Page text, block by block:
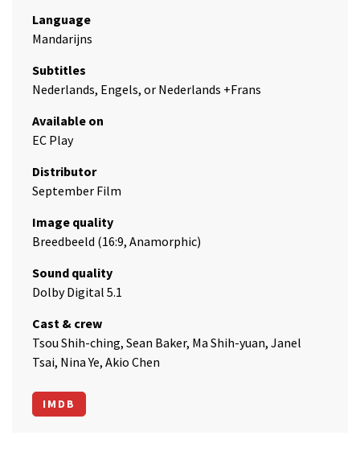
Language
Mandarijns
Subtitles
Nederlands, Engels, or Nederlands +Frans
Available on
EC Play
Distributor
September Film
Image quality
Breedbeeld (16:9, Anamorphic)
Sound quality
Dolby Digital 5.1
Cast & crew
Tsou Shih-ching, Sean Baker, Ma Shih-yuan, Janel
Tsai, Nina Ye, Akio Chen
IMDB